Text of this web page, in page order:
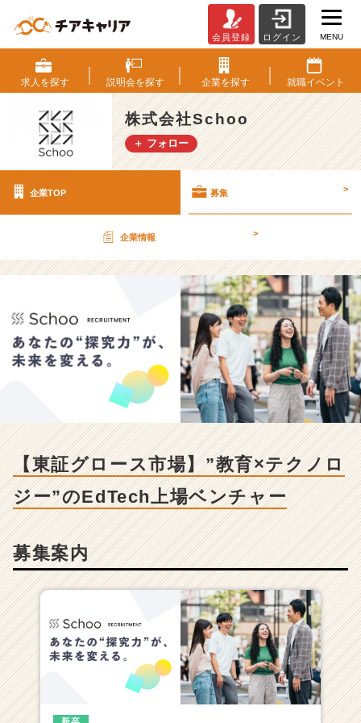
式
会
社
S
c
h
採
用/
人
ロ
ス
市
テ
ノ
E
d
c
上
場
会員登録 ログイン MENU
求人を探す 説明会を探す 企業を探す 就職イベント
株式会社Schoo
＋ フォロー
企業TOP 募集 >
企業情報 >
【東証グロース市場】”教育×テクノロ
ジー”のEdTech上場ベンチャー
募集案内